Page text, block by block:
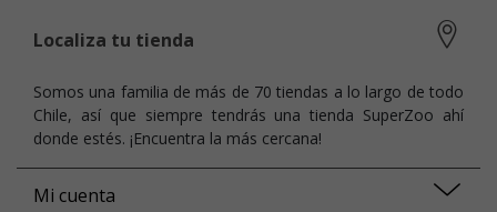
Localiza tu tienda
Somos una familia de más de 70 tiendas a lo largo de todo
Chile, así que siempre tendrás una tienda SuperZoo ahí
donde estés. ¡Encuentra la más cercana!
Mi cuenta